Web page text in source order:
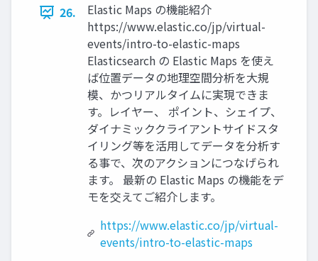
26.
Elastic Maps の機能紹介
https://www.elastic.co/jp/virtual-
events/intro-to-elastic-maps
Elasticsearch の Elastic Maps を使え
ば位置データの地理空間分析を⼤規
模、かつリアルタイムに実現できま
す。レイヤー、 ポイント、シェイプ、
ダイナミッククライアントサイドスタ
イリング等を活⽤してデータを分析す
る事で、次のアクションにつなげられ
ます。 最新の Elastic Maps の機能をデ
モを交えてご紹介します。
https://www.elastic.co/jp/virtual-
events/intro-to-elastic-maps